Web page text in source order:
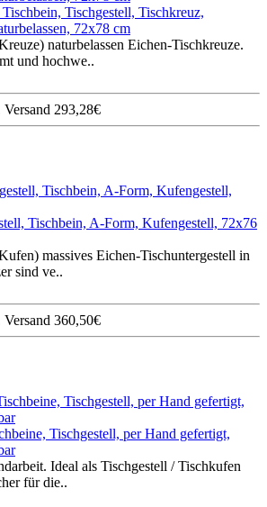
Tischgestell, Tischkreuz,
72x78 cm
naturbelassen Eichen-Tischkreuze.
und hochwe..
293,28€
Tischbein, A-Form, Kufengestell, 72x76
massives Eichen-Tischuntergestell in
sind ve..
360,50€
Tischgestell, per Hand gefertigt,
Ideal als Tischgestell / Tischkufen
für die..